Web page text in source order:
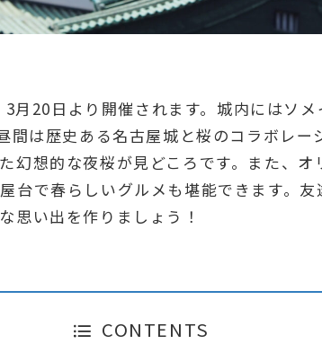
月20日より開催されます。城内にはソ
間は歴史ある名古屋城と桜のコラボレー
幻想的な夜桜が見どころです。また、オ
台で春らしいグルメも堪能できます。
思い出を作りましょう！
CONTENTS